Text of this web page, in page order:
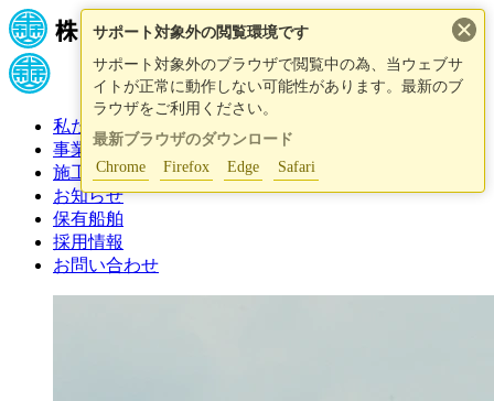
サポート対象外の閲覧環境です
サポート対象外のブラウザで閲覧中の為、当ウェブサ
イトが正常に動作しない可能性があります。最新のブ
ラウザをご利用ください。
最新ブラウザのダウンロード
Chrome
Firefox Edge Safari
私たちについて
事業紹介
施工事例
お知らせ
保有船舶
採用情報
お問い合わせ